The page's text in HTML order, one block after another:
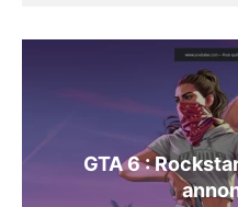
GTA 6 :